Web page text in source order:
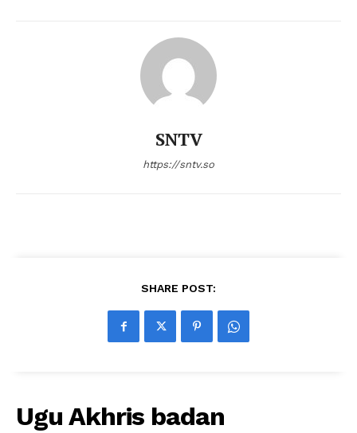
SNTV
https://sntv.so
SHARE POST:
Ugu Akhris badan